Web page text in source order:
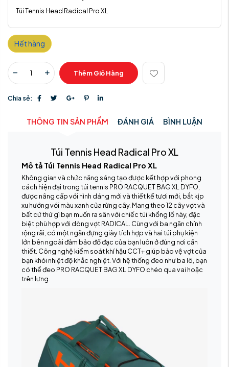
Túi Tennis Head Radical Pro XL
Hết hàng
Thêm Giỏ Hàng
Chia sẻ:
THÔNG TIN SẢN PHẨM ĐÁNH GIÁ BÌNH LUẬN
Túi Tennis Head Radical Pro XL
Mô tả Túi Tennis Head Radical Pro XL
Không gian và chức năng sáng tạo được kết hợp với phong
cách hiện đại trong túi tennis PRO RACQUET BAG XL DYFO,
được nâng cấp với hình dáng mới và thiết kế tươi mới, bắt kịp
xu hướng với màu xanh của rừng cây. Mang theo 12 cây vợt và
bất cứ thứ gì bạn muốn ra sân với chiếc túi khổng lồ này, đặc
biệt phù hợp với dòng vợt RADICAL. Cùng với ba ngăn chính
rộng rãi, có một ngăn đựng giày tích hợp và hai túi phụ kiện
lớn bên ngoài đảm bảo đồ đạc của bạn luôn ở đúng nơi cần
thiết. Công nghệ kiểm soát khí hậu CCT+ giúp bảo vệ vợt của
bạn khỏi nhiệt độ khắc nghiệt. Với hệ thống đeo như ba lô, bạn
có thể đeo PRO RACQUET BAG XL DYFO chéo qua vai hoặc
trên lưng.